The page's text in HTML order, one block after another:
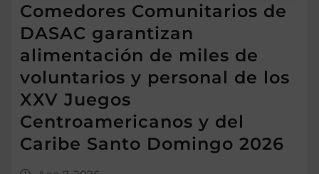
Comedores Comunitarios de
DASAC garantizan
alimentación de miles de
voluntarios y personal de los
XXV Juegos
Centroamericanos y del
Caribe Santo Domingo 2026